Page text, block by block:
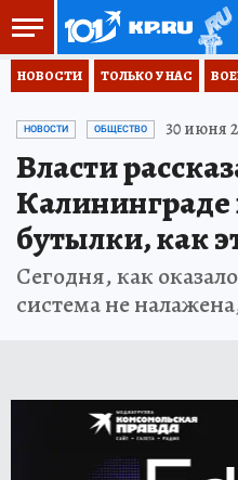
НОВОСТИ ТОЛЬКО У НАС
НОВОСТИ ОБЩЕСТВО 30 июня
Власти
бутылки, как
Сегодня, как
система не